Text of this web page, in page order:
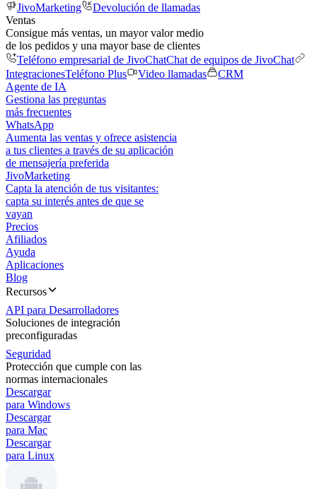
JivoMarketing
Devolución de llamadas
Ventas
Consigue más ventas, un mayor valor medio
de los pedidos y una mayor base de clientes
Teléfono empresarial de JivoChatChat de equipos de JivoChat
IntegracionesTeléfono Plus Video llamadas
CRM
Agente de IA
Gestiona las preguntas
más frecuentes
WhatsApp
Aumenta las ventas y ofrece asistencia
a tus clientes a través de su aplicación
de mensajería preferida
JivoMarketing
Capta la atención de tus visitantes:
capta su interés antes de que se
vayan
Precios
Afiliados
Ayuda
Aplicaciones
Blog
Recursos
API para Desarrolladores
Soluciones de integración
preconfiguradas
Seguridad
Protección que cumple con las
normas internacionales
Descargar
para Windows
Descargar
para Mac
Descargar
para Linux